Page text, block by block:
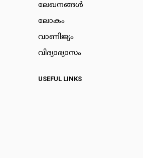
ലേഖനങ്ങള്‍
ലോകം
വാണിജ്യം
വിദ്യാഭ്യാസം
USEFUL LINKS